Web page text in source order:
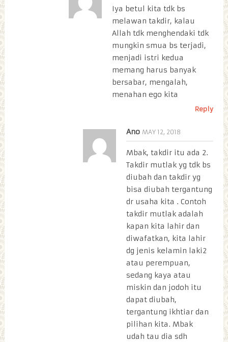
Iya betul kita tdk bs
melawan takdir, kalau
Allah tdk menghendaki tdk
mungkin smua bs terjadi,
menjadi istri kedua
memang harus banyak
bersabar, mengalah,
menahan ego kita
Reply
Ano MAY 12, 2018
Mbak, takdir itu ada 2.
Takdir mutlak yg tdk bs
diubah dan takdir yg
bisa diubah tergantung
dr usaha kita . Contoh
takdir mutlak adalah
kapan kita lahir dan
diwafatkan, kita lahir
dg jenis kelamin laki2
atau perempuan,
sedang kaya atau
miskin dan jodoh itu
dapat diubah,
tergantung ikhtiar dan
pilihan kita. Mbak
udah tau dia sdh